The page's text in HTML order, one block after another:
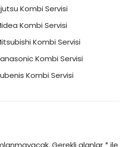
Kombi Servisi
Kombi Servisi
Kombi Servisi
Kombi Servisi
Kombi Servisi
Gerekli alanlar *ile